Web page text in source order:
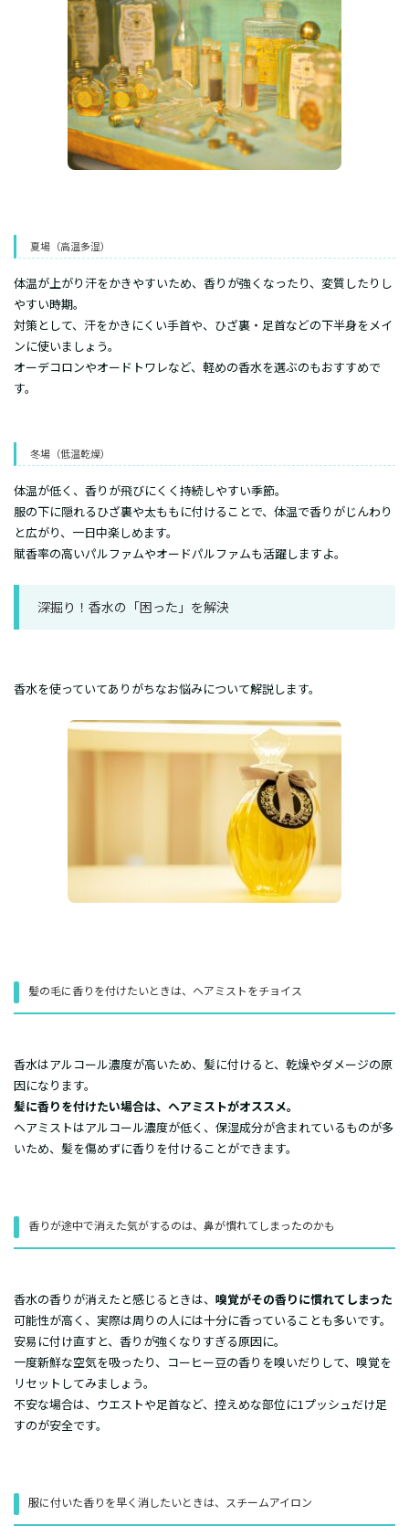
​夏場（高温多湿）
​体温が上がり汗をかきやすいため、香りが強くなったり、変質したりし
やすい時期。
​対策として、汗をかきにくい手首や、ひざ裏・足首などの下半身をメイ
ンに使いましょう。
オーデコロンやオードトワレなど、軽めの香水を選ぶのもおすすめで
す。
​冬場（低温乾燥）
​体温が低く、香りが飛びにくく持続しやすい季節。
服の下に隠れるひざ裏や太ももに付けることで、体温で香りがじんわり
と広がり、一日中楽しめます。
賦香率の高いパルファムやオードパルファムも活躍しますよ。
深掘り！香水の「困った」を解決
​香水を使っていてありがちなお悩みについて解説します。
​髪の毛に香りを付けたいときは、ヘアミストをチョイス
​香水はアルコール濃度が高いため、髪に付けると、乾燥やダメージの原
因になります。
髪に香りを付けたい場合は、ヘアミストがオススメ。
ヘアミストはアルコール濃度が低く、保湿成分が含まれているものが多
いため、髪を傷めずに香りを付けることができます。
​香りが途中で消えた気がするのは、鼻が慣れてしまったのかも
​香水の香りが消えたと感じるときは、 嗅覚がその香りに慣れてしまった
可能性が高く、実際は周りの人には十分に香っていることも多いです。
安易に付け直すと、香りが強くなりすぎる原因に。
一度新鮮な空気を吸ったり、コーヒー豆の香りを嗅いだりして、嗅覚を
リセットしてみましょう。
不安な場合は、ウエストや足首など、控えめな部位に1プッシュだけ足
すのが安全です。
​​服に付いた香りを早く消したいときは、スチームアイロン